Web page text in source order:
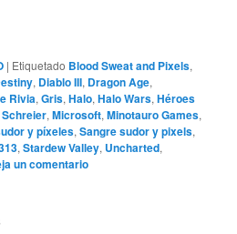
| Etiquetado Blood Sweat and Pixels,
, Diablo III, Dragon Age,
Rivia,Gris,Halo,Halo Wars,Héroes
,Microsoft,Minotauro Games,
y píxeles,Sangre sudor y pixels,
,Stardew Valley, Uncharted,
un comentario